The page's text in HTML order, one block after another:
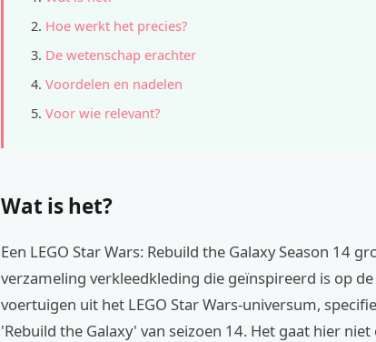
Hoe werkt het precies?
De wetenschap erachter
Voordelen en nadelen
Voor wie relevant?
Wat is het?
Een LEGO Star Wars: Rebuild the Galaxy Season 14
verzameling verkleedkleding die geïnspireerd is op
voertuigen uit het LEGO Star Wars-universum,
'Rebuild the Galaxy' van seizoen 14. Het gaat hier